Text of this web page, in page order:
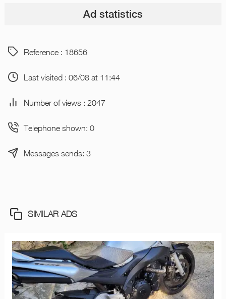
Ad statistics
Reference : 18656
Last visited : 06/08 at 11:44
Number of views : 2047
Telephone shown: 0
Messages sends: 3
SIMILAR ADS